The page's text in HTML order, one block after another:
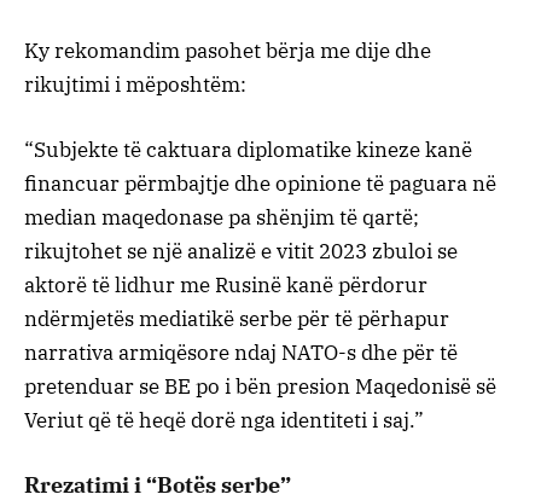
Ky rekomandim pasohet bërja me dije dhe
rikujtimi i mëposhtëm:
“Subjekte të caktuara diplomatike kineze kanë
financuar përmbajtje dhe opinione të paguara në
median maqedonase pa shënjim të qartë;
rikujtohet se një analizë e vitit 2023 zbuloi se
aktorë të lidhur me Rusinë kanë përdorur
ndërmjetës mediatikë serbe për të përhapur
narrativa armiqësore ndaj NATO-s dhe për të
pretenduar se BE po i bën presion Maqedonisë së
Veriut që të heqë dorë nga identiteti i saj.”
Rrezatimi i “Botës serbe”